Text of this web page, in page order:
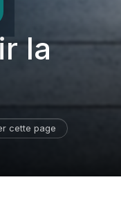
la
cette page